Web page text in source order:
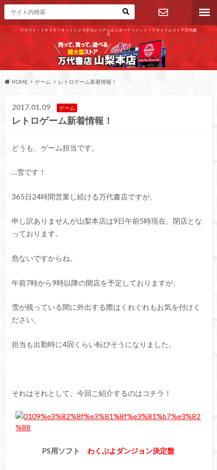
ワクワク！ドキドキ！ネットじゃできないリアルエンターテイメント！リサイクルストア万代書
店
お問い合わ
せ
HOME ゲーム レトロゲーム新着情報！
2017.01.09 ゲーム
レトロゲーム新着情報！
どうも、ゲーム担当です。
…雪です！
365日24時間営業し続ける万代書店ですが、
申し訳ありませんが山梨本店は9日午前5時現在、閉店とな
っております。
危ないですからね。
午前7時から9時以降の開店を予定しておりますが、
雪が残っている間に外出する際はくれぐれもお気を付けく
ださい。
担当も出勤時に4回くらい転びそうになりました。
それはそれとして、今回ご紹介するのはコチラ！
PS用ソフトわくぷよダンジョン決定盤